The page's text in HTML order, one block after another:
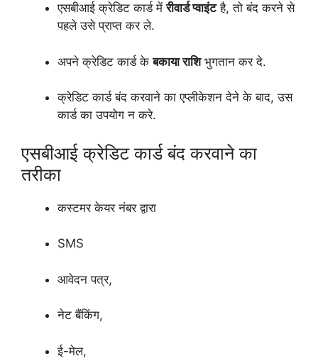
एसबीआई क्रेडिट कार्ड मेंरीवार्ड प्वाइंटहै, तो बंद करने से
पहले उसे प्राप्त कर ले.
अपने क्रेडिट कार्ड केबकाया राशिभुगतान कर दे.
क्रेडिट कार्ड बंद करवाने का एप्लीकेशन देने के बाद, उस
कार्ड का उपयोग न करे.
एसबीआई क्रेडिट कार्ड बंद करवाने का
तरीका
कस्टमर केयर नंबर द्वारा
SMS
आवेदन पत्र,
नेट बैंकिंग,
ई-मेल,